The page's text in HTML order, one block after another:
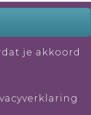
je akkoord